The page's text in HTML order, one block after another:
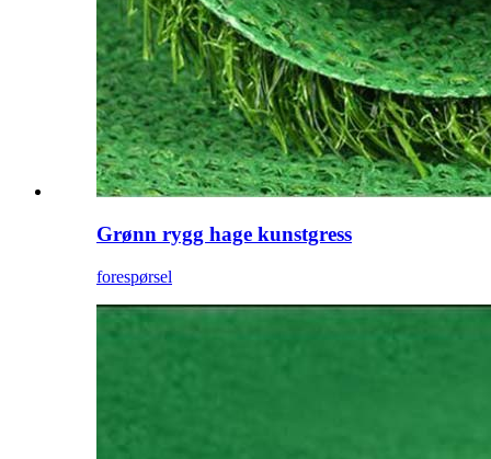
Grønn rygg hage kunstgress
forespørsel